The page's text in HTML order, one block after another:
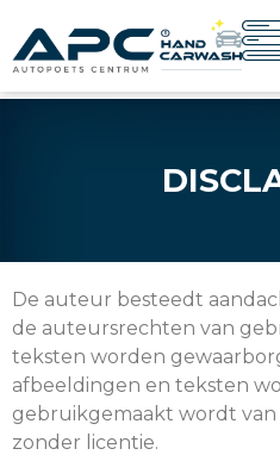
De auteur besteedt
de auteursrechten van
teksten worden
afbeeldingen en teksten
gebruikgemaakt wordt
zonder licentie.